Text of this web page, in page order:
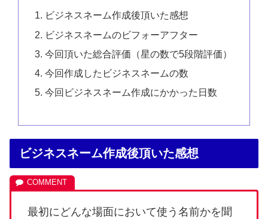
ビジネスネーム作成後頂いた感想
ビジネスネームのビフォーアフター
今回頂いた総合評価（星の数で5段階評価）
今回作成したビジネスネームの数
今回ビジネスネーム作成にかかった日数
ビジネスネーム作成後頂いた感想
最初にどんな場面において使う名前かを聞